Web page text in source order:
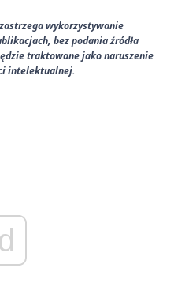
wykorzystywanie
bez podania źródła
traktowane jako naruszenie
intelektualnej.